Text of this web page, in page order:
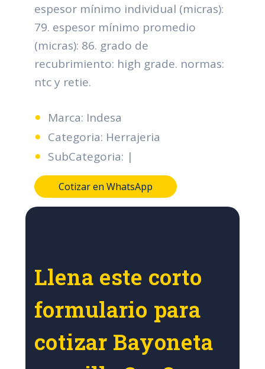
espesor mínimo individual (micras):
79. espesor mínimo promedio
(micras): 86. grado de
recubrimiento: high grade. normas:
ntc y retie.
Marca: Indesa
Categoria: Herrajeria
SubCategoria: |
Cotizar en WhatsApp
Llena este corto
formulario para
cotizar Bayoneta